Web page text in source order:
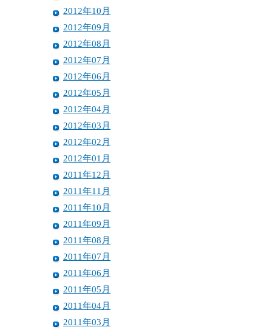
2012年10月
2012年09月
2012年08月
2012年07月
2012年06月
2012年05月
2012年04月
2012年03月
2012年02月
2012年01月
2011年12月
2011年11月
2011年10月
2011年09月
2011年08月
2011年07月
2011年06月
2011年05月
2011年04月
2011年03月